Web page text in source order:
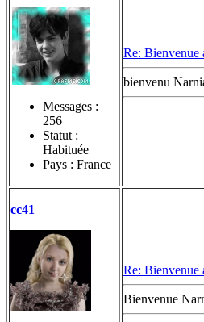
Messages :
256
Statut :
Habituée
Pays : France
Re: Bienvenue
bienvenu
cc41
Re: Bienvenue
Bienvenue